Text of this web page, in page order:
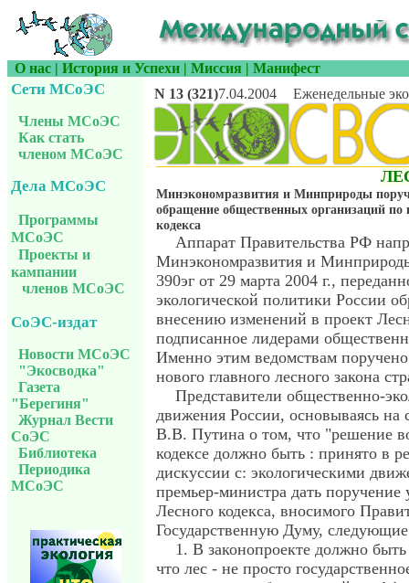
О нас | История и Успехи | Миссия | Манифест
Сети МСоЭС
Члены МСоЭС
Как стать
членом МСоЭС
Дела МСоЭС
Программы
МСоЭС
Проекты и
кампании
членов МСоЭС
СоЭС-издат
Новости МСоЭС
"Экосводка"
Газета
"Берегиня"
Журнал Вести
СоЭС
Библиотека
Периодика
МСоЭС
N 13 (321)7.04.2004 Еженедельные
Минэкономразвития и Минприроды
обращение общественных организаций по
кодекса
Аппарат Правительства РФ
Минэкономразвития и
390эг от 29 марта 2004 г.,
экологической политики России
внесению изменений в проект
подписанное лидерами
Именно этим ведомствам поручено
нового главного лесного закона
Представители общественно-
движения России, основываясь на
В.В. Путина о том, что "решение
кодексе должно быть : принято в
дискуссии с: экологическими
премьер-министра дать поручение
Лесного кодекса, вносимого
Государственную Думу,
1. В законопроекте должно
что лес - не просто